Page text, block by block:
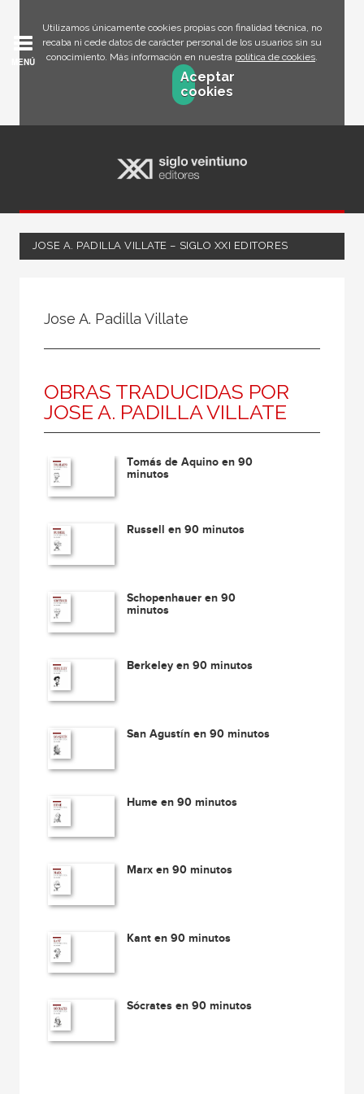
Utilizamos únicamente cookies propias con finalidad técnica, no
recaba ni cede datos de carácter personal de los usuarios sin su
conocimiento. Más información en nuestra política de cookies.
Aceptar
cookies
MENÚ
JOSE A. PADILLA VILLATE – SIGLO XXI EDITORES
Jose A. Padilla Villate
OBRAS TRADUCIDAS POR
JOSE A. PADILLA VILLATE
Tomás de Aquino en 90
minutos
Russell en 90 minutos
Schopenhauer en 90
minutos
Berkeley en 90 minutos
San Agustín en 90 minutos
Hume en 90 minutos
Marx en 90 minutos
Kant en 90 minutos
Sócrates en 90 minutos